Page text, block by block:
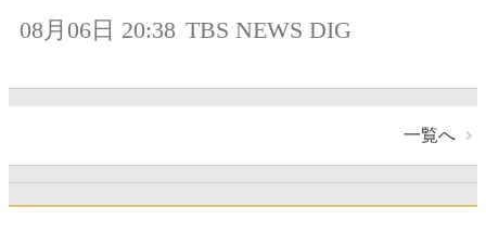
08月06日 20:38 TBS NEWS DIG
一覧へ